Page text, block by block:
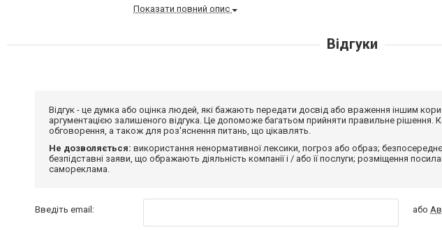
Показати повний опис
Відгуки
Відгук - це думка або оцінка людей, які бажають передати досвід або враження іншим
аргументацією залишеного відгука. Це допоможе багатьом прийняти правильне рішення.
обговорення, а також для роз'яснення питань, що цікавлять.
Не дозволяється: використання ненормативної лексики, погроз або образ;
безпідставні заяви, що ображають діяльність компанії і / або її послуги; розміщення
самореклама.
Введіть email: або